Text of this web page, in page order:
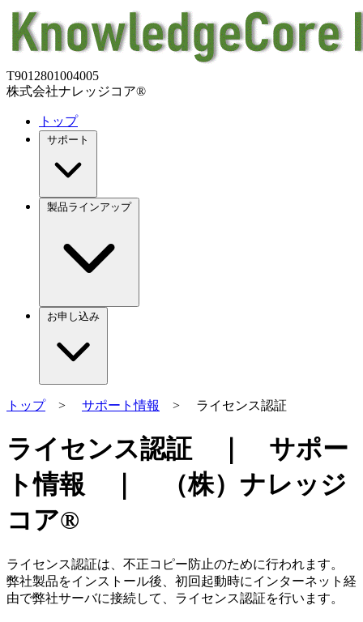
T9012801004005
株式会社ナレッジコア®
トップ
サポート
製品ラインアップ
お申し込み
トップ> サポート情報 > ライセンス認証
ライセンス認証 ｜ サポー
ト情報 ｜ （株）ナレッジ
コア®
ライセンス認証は、不正コピー防止のために行われます。
弊社製品をインストール後、初回起動時にインターネット経
由で弊社サーバに接続して、ライセンス認証を行います。